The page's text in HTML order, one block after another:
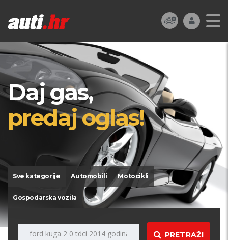
Daj gas,
predaj oglas!
Sve kategorije Automobili Motocikli
Gospodarska vozila
PRETRAŽI